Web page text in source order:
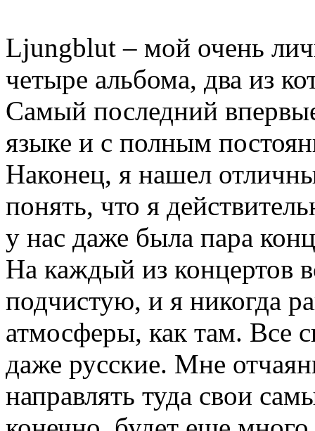
Ljungblut – мой очень
четыре альбома, два из
Самый последний
языке и с полным
Наконец, я нашел
понять, что я
у нас даже была пара
На каждый из концертов
подчистую, и я никогда
атмосферы, как там. Все
даже русские. Мне
направлять туда свои